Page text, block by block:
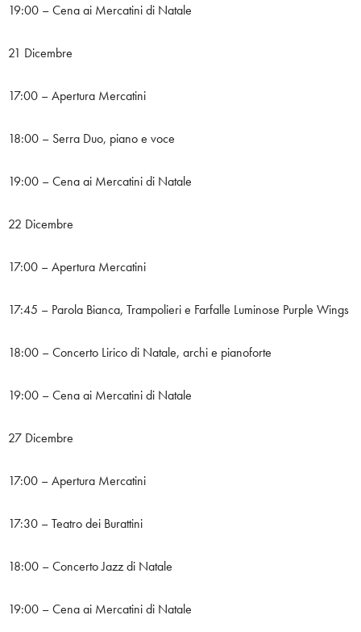
19:00 – Cena ai Mercatini di Natale
21 Dicembre
17:00 – Apertura Mercatini
18:00 – Serra Duo, piano e voce
19:00 – Cena ai Mercatini di Natale
22 Dicembre
17:00 – Apertura Mercatini
17:45 – Parola Bianca, Trampolieri e Farfalle Luminose Purple Wings
18:00 – Concerto Lirico di Natale, archi e pianoforte
19:00 – Cena ai Mercatini di Natale
27 Dicembre
17:00 – Apertura Mercatini
17:30 – Teatro dei Burattini
18:00 – Concerto Jazz di Natale
19:00 – Cena ai Mercatini di Natale